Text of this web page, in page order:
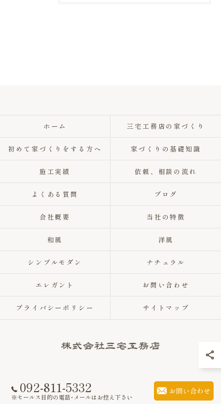
092-811-5332
※セールス目的の電話･メールはお控え下さい
お問い合わせ
ホーム 三宅工務店の家づくり
初めて家づくりをする方へ 家づくりの基礎知識
施工実績 依頼、相談の流れ
よくある質問 ブログ
会社概要 当社の特徴
和風 洋風
シンプルモダン ナチュラル
エレガント お問い合わせ
プライバシーポリシー サイトマップ
© 2026 福岡県福岡市の注文住宅なら株式会社三宅工務店 ALL RIGHTS
RESERVED.